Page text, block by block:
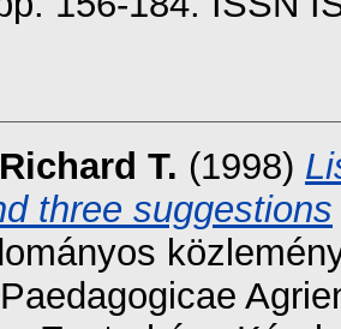
T. (1998)
three suggestions